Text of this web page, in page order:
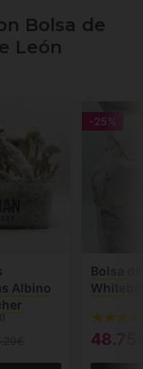
Bolsa de
León
Albino
-25%
Bolsa